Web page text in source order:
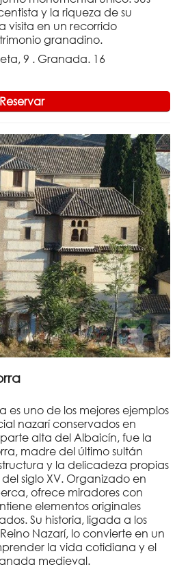
y la riqueza de su
visita en un recorrido
granadino.
9 . Granada. 16
Reservar
es uno de los mejores ejemplos
nazarí conservados en
alta del Albaicín, fue la
madre del último sultán
y la delicadeza propias
siglo XV. Organizado en
ofrece miradores con
elementos originales
Su historia, ligada a los
Nazarí, lo convierte en un
la vida cotidiana y el
medieval.